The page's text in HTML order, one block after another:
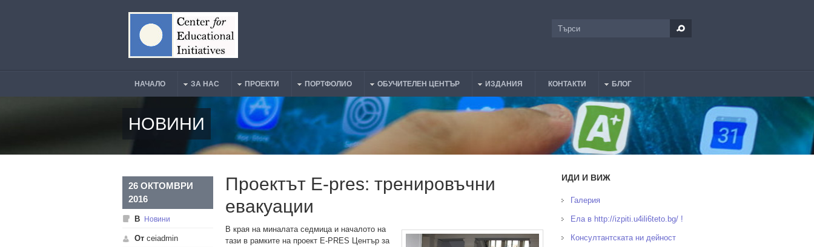
Търси
Main Menu
НАЧАЛО ЗА НАС ПРОЕКТИ ПОРТФОЛИО ОБУЧИТЕЛЕН ЦЕНТЪР ИЗДАНИЯ КОНТАКТИ БЛОГ
НОВИНИ
26 ОКТОМВРИ
2016
В Новини
От ceiadmin
Проектът Е-pres: тренировъчни
евакуации
В края на миналата седмица и началото на
тази в рамките на проект E-PRES Център за
ИДИ И ВИЖ
Галерия
Ела в http://izpiti.u4ili6teto.bg/ !
Консултантската ни дейност